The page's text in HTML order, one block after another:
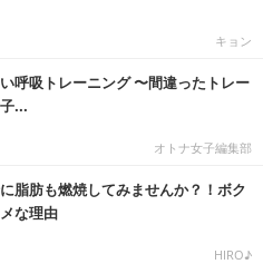
キョン
呼吸トレーニング 〜間違ったトレー
...
オトナ女子編集部
脂肪も燃焼してみませんか？！ボク
な理由
HIRO♪